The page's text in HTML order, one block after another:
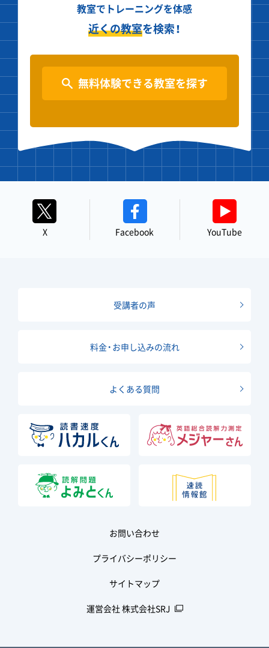
教室でトレーニングを体感
近くの教室を検索！
無料体験できる教室を探す
X Facebook YouTube
受講者の声
料金・お申し込みの流れ
よくある質問
お問い合わせ
プライバシーポリシー
サイトマップ
運営会社 株式会社SRJ